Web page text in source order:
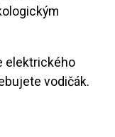
elektrického
vodičák.